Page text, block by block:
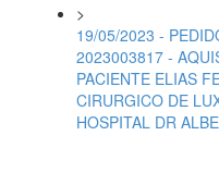
>
19/05/2023 -
2023003817 -
PACIENTE ELIAS
CIRURGICO DE
HOSPITAL DR